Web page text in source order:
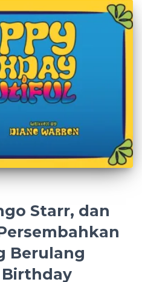
Starr, dan
Berulang
Birthday